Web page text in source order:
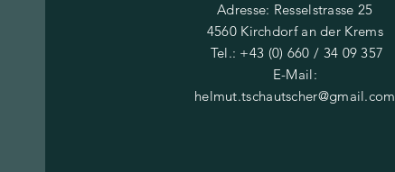
Adresse: Resselstrasse 25
4560 Kirchdorf an der Krems
Tel.: +43 (0) 660 / 34 09 357
E-Mail:
helmut.tschautscher@gmail.com